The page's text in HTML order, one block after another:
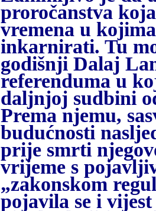
proročanstva
vremena u
inkarnirati. Tu
godišnji Dalaj
referenduma u
daljnjoj sudbini
Prema njemu,
budućnosti
prije smrti
vrijeme s
„zakonskom
pojavila se i